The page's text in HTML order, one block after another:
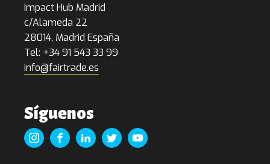
Impact Hub Madrid
c/Alameda 22
28014, Madrid España
Tel: +34 91 543 33 99
info@fairtrade.es
Síguenos